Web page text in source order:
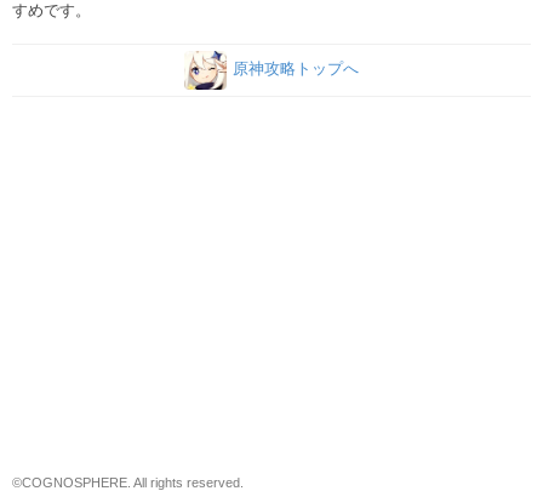
すめです。
原神攻略トップへ
©COGNOSPHERE. All rights reserved.